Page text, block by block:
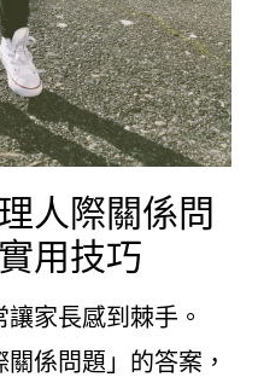
人際關係問
用技巧
家長感到棘手。
關係問題」的答案，